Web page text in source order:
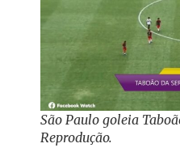
São Paulo goleia
Reprodução.